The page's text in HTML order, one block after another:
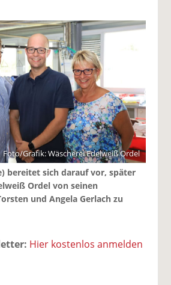
Foto/Grafik: Wäscherei Edelweiß Ordel
bereitet sich darauf vor, später
Ordel von seinen
und Angela Gerlach zu
Hier kostenlos anmelden